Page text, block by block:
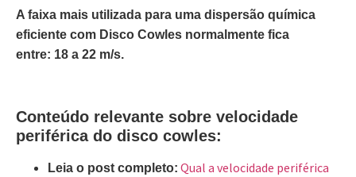
A faixa mais utilizada para uma dispersão química
eficiente com Disco Cowles normalmente fica
entre: 18 a 22 m/s.
Conteúdo relevante sobre velocidade
periférica do disco cowles:
Leia o post completo: Qual a velocidade periférica